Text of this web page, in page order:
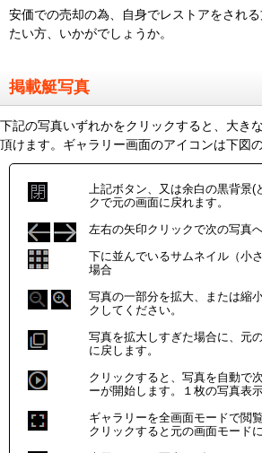
安価での売却の為、自身でレストアをされ
たい方、いかがでしょうか。
掲載艇写真
下記の写真いずれかをクリックすると、大き
頂けます。ギャラリー画面のアイコンは下図の
上記ボタン、又は余白の黒背景(
クで元の画面に戻れます。
左右の矢印クリックで次の写真
下に並んでいるサムネイル（小
場合
写真の一部分を拡大、または縮
クしてください。
写真を拡大しすぎた場合に、元
に戻します。
クリックすると、写真を自動で
ーが開始します。１枚の写真表
ギャラリーを全画面モードで閲
クリックすると元の画面モード